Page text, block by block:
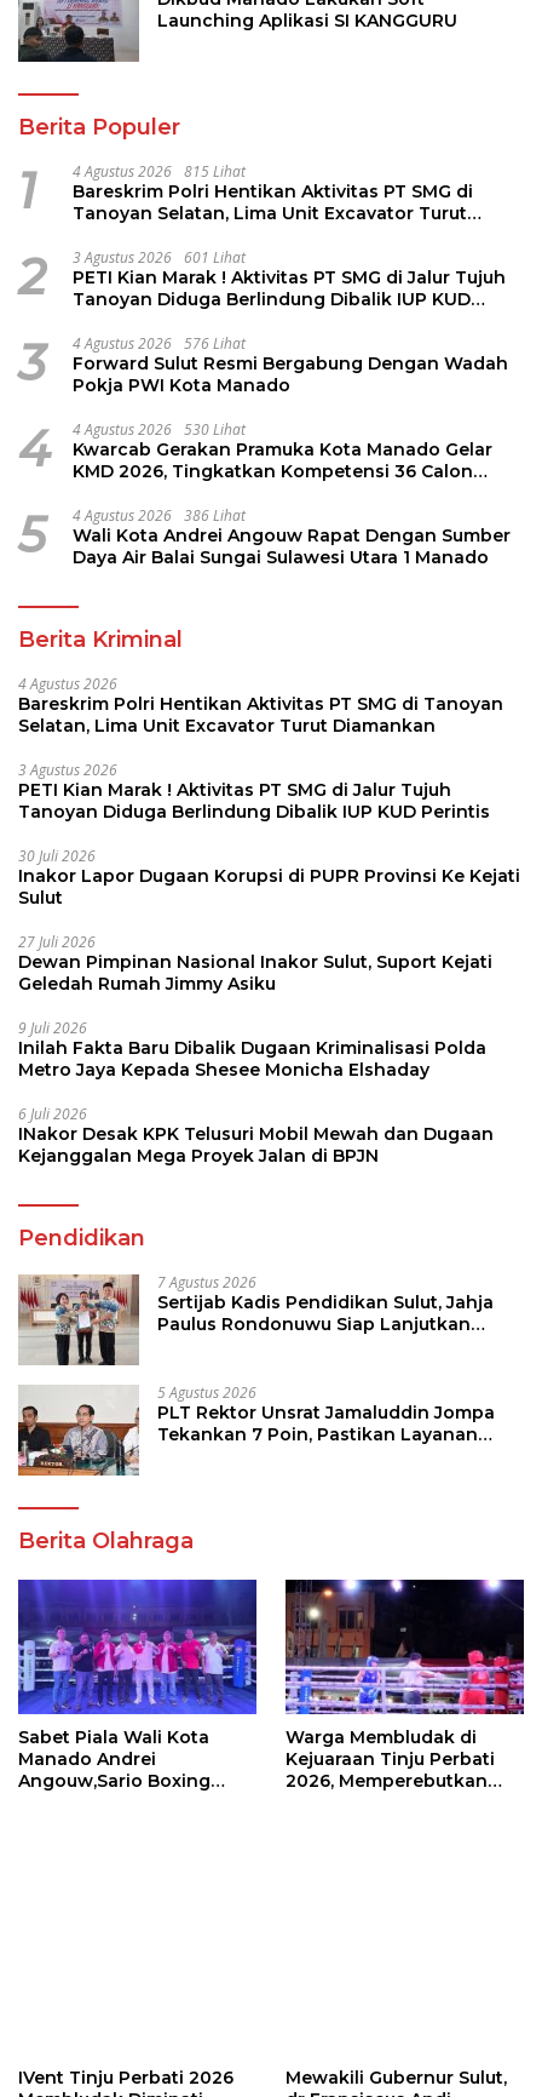
Launching Aplikasi SI KANGGURU
Berita Populer
1 4 Agustus 2026 815 Lihat
Bareskrim Polri Hentikan Aktivitas PT SMG di
Tanoyan Selatan, Lima Unit Excavator Turut
2 3 Agustus 2026 601 Lihat
PETI Kian Marak ! Aktivitas PT SMG di Jalur Tujuh
Tanoyan Diduga Berlindung Dibalik IUP KUD
3 4 Agustus 2026 576 Lihat
Forward Sulut Resmi Bergabung Dengan Wadah
Pokja PWI Kota Manado
4 4 Agustus 2026 530 Lihat
Kwarcab Gerakan Pramuka Kota Manado Gelar
KMD 2026, Tingkatkan Kompetensi 36 Calon
5 4 Agustus 2026 386 Lihat
Wali Kota Andrei Angouw Rapat Dengan Sumber
Daya Air Balai Sungai Sulawesi Utara 1 Manado
Berita Kriminal
4 Agustus 2026
Bareskrim Polri Hentikan Aktivitas PT SMG di Tanoyan
Selatan, Lima Unit Excavator Turut Diamankan
3 Agustus 2026
PETI Kian Marak ! Aktivitas PT SMG di Jalur Tujuh
Tanoyan Diduga Berlindung Dibalik IUP KUD Perintis
30 Juli 2026
Inakor Lapor Dugaan Korupsi di PUPR Provinsi Ke Kejati
Sulut
27 Juli 2026
Dewan Pimpinan Nasional Inakor Sulut, Suport Kejati
Geledah Rumah Jimmy Asiku
9 Juli 2026
Inilah Fakta Baru Dibalik Dugaan Kriminalisasi Polda
Metro Jaya Kepada Shesee Monicha Elshaday
6 Juli 2026
INakor Desak KPK Telusuri Mobil Mewah dan Dugaan
Kejanggalan Mega Proyek Jalan di BPJN
Pendidikan
7 Agustus 2026
Sertijab Kadis Pendidikan Sulut, Jahja
Paulus Rondonuwu Siap Lanjutkan
5 Agustus 2026
PLT Rektor Unsrat Jamaluddin Jompa
Tekankan 7 Poin, Pastikan Layanan
Berita Olahraga
Sabet Piala Wali Kota
Manado Andrei
Angouw,Sario Boxing
Warga Membludak di
Kejuaraan Tinju Perbati
2026, Memperebutkan
Wali Kota Manado